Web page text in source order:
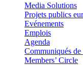
Media Solutions
Projets publics
Evénements
Emplois
Agenda
Communiqués de
Members’ Circle